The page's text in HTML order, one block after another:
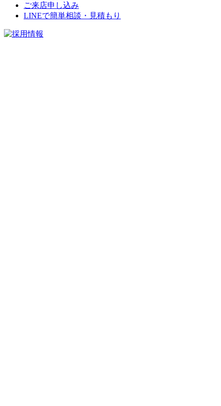
ご来店申し込み
LINEで簡単相談・見積もり